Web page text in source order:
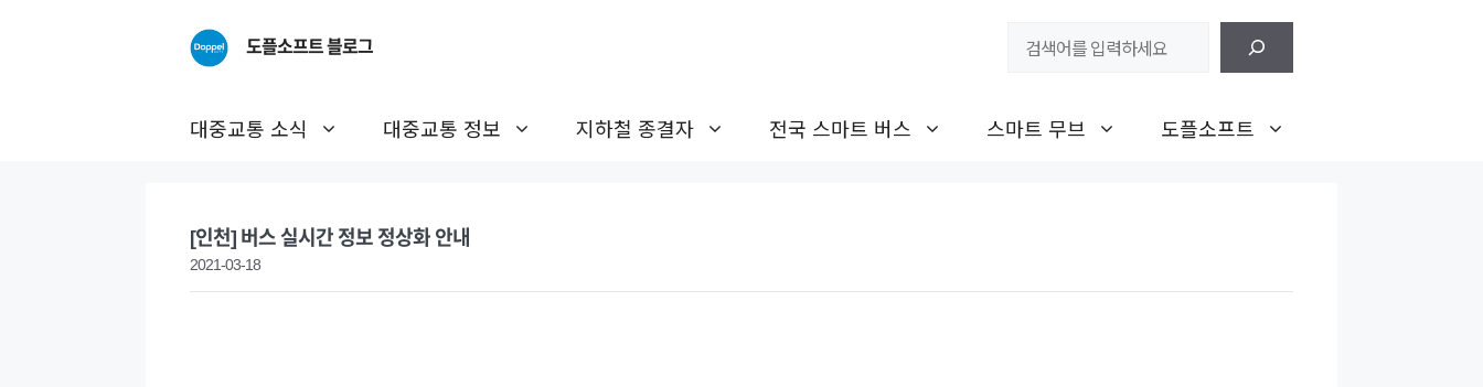
도플소프트 블로그
대중교통 소식 대중교통 정보 지하철 종결자 전국 스마트 버스 스마트 무브 도플소프트
[인천] 버스 실시간 정보 정상화 안내
2021-03-18